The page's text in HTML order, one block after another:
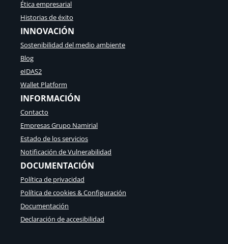
Ética empresarial
Historias de éxito
INNOVACIÓN
Sostenibilidad del medio ambiente
Blog
eIDAS2
Wallet Platform
INFORMACIÓN
Contacto
Empresas Grupo Namirial
Estado de los servicios
Notificación de Vulnerabilidad
DOCUMENTACIÓN
Política de privacidad
Política de cookies & Configuración
Documentación
Declaración de accesibilidad